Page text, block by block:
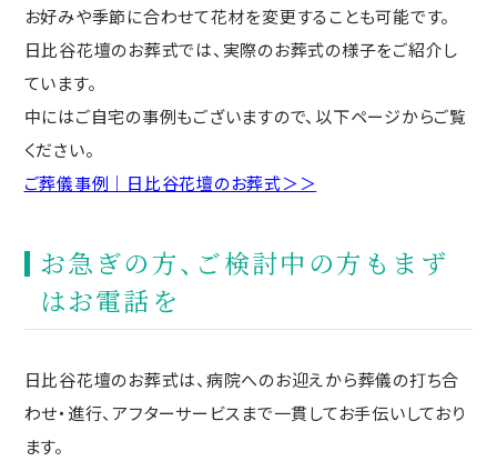
お好みや季節に合わせて花材を変更することも可能です。
日比谷花壇のお葬式では、実際のお葬式の様子をご紹介し
ています。
中にはご自宅の事例もございますので、以下ページからご覧
ください。
ご葬儀事例｜日比谷花壇のお葬式＞＞
お急ぎの方、ご検討中の方もまず
はお電話を
日比谷花壇のお葬式は、病院へのお迎えから葬儀の打ち合
わせ・進行、アフターサービスまで一貫してお手伝いしており
ます。